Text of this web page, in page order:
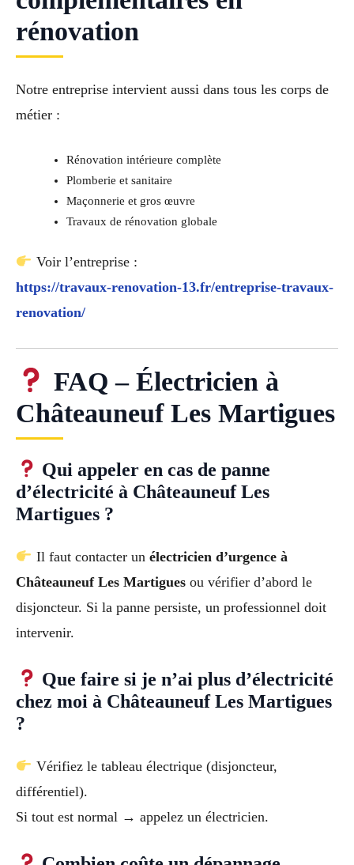
rénovation
Notre entreprise intervient aussi dans tous les corps de
métier :
Rénovation intérieure complète
Plomberie et sanitaire
Maçonnerie et gros œuvre
Travaux de rénovation globale
Voir l’entreprise :
https://travaux-renovation-13.fr/entreprise-travaux-
renovation/
FAQ – Électricien à
Châteauneuf Les Martigues
Qui appeler en cas de panne
d’électricité à Châteauneuf Les
Martigues ?
Il faut contacter un électricien d’urgence à
Châteauneuf Les Martigues ou vérifier d’abord le
disjoncteur. Si la panne persiste, un professionnel doit
intervenir.
Que faire si je n’ai plus d’électricité
chez moi à Châteauneuf Les Martigues
?
Vérifiez le tableau électrique (disjoncteur,
différentiel).
Si tout est normal → appelez un électricien.